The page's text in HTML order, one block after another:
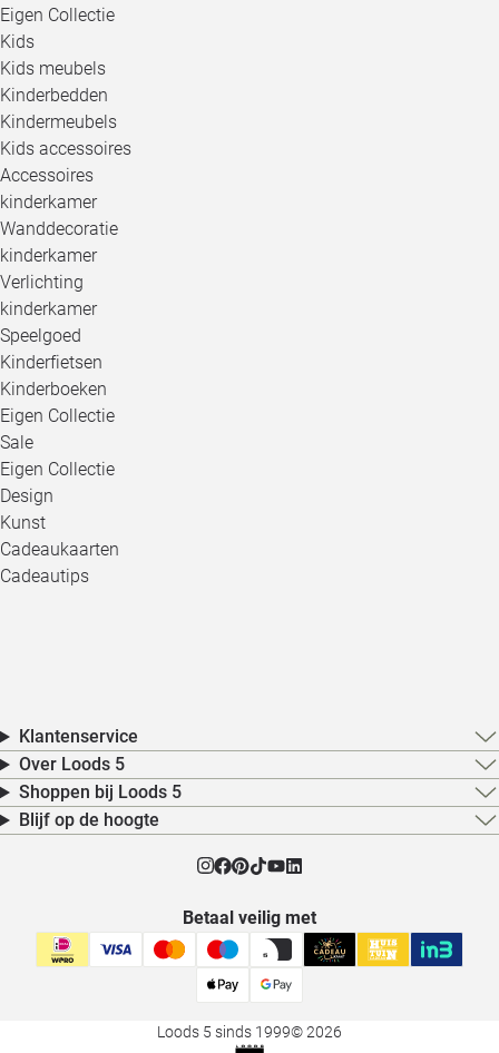
Eigen Collectie
Kids
Kids meubels
Kinderbedden
Kindermeubels
Kids accessoires
Accessoires
kinderkamer
Wanddecoratie
kinderkamer
Verlichting
kinderkamer
Speelgoed
Kinderfietsen
Kinderboeken
Eigen Collectie
Sale
Eigen Collectie
Design
Kunst
Cadeaukaarten
Cadeautips
Klantenservice
Over Loods 5
Shoppen bij Loods 5
Blijf op de hoogte
Betaal veilig met
Loods 5 sinds 1999© 2026